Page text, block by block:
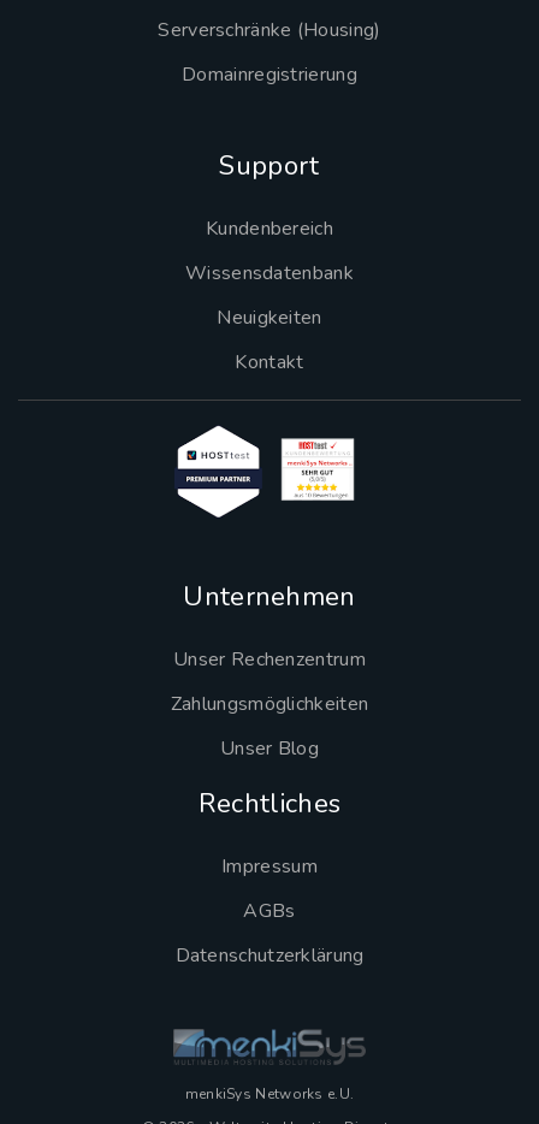
Serverschränke (Housing)
Domainregistrierung
Support
Kundenbereich
Wissensdatenbank
Neuigkeiten
Kontakt
Unternehmen
Unser Rechenzentrum
Zahlungsmöglichkeiten
Unser Blog
Rechtliches
Impressum
AGBs
Datenschutzerklärung
menkiSys Networks e.U.